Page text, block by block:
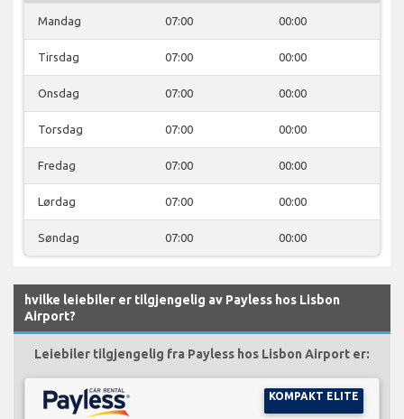
Mandag 07:00 00:00
Tirsdag 07:00 00:00
Onsdag 07:00 00:00
Torsdag 07:00 00:00
Fredag 07:00 00:00
Lørdag 07:00 00:00
Søndag 07:00 00:00
hvilke leiebiler er tilgjengelig av Payless hos Lisbon
Airport?
Leiebiler tilgjengelig fra Payless hos Lisbon Airport er:
KOMPAKT ELITE